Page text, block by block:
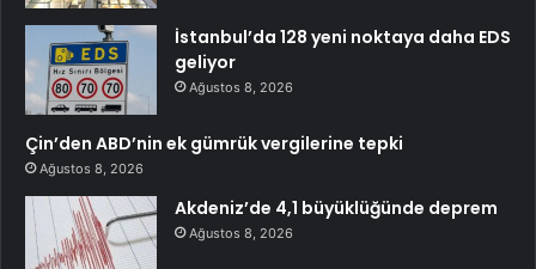
İstanbul’da 128 yeni noktaya daha EDS
geliyor
Ağustos 8, 2026
Çin’den ABD’nin ek gümrük vergilerine tepki
Ağustos 8, 2026
Akdeniz’de 4,1 büyüklüğünde deprem
Ağustos 8, 2026